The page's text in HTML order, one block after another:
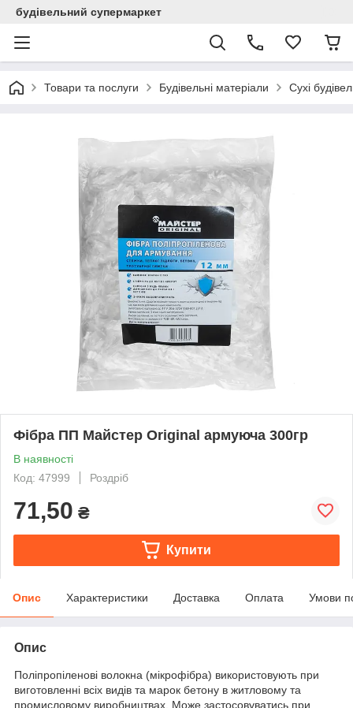
будівельний супермаркет
Товари та послуги Будівельні матеріали Сухі
Фібра ПП Майстер Original армуюча 300гр
В наявності
Код: 47999
Роздріб
71,50 ₴
Купити
Опис Характеристики Доставка Оплата Умови
Опис
Поліпропіленові волокна (мікрофібра) використовують при
виготовленні всіх видів та марок бетону в житловому та
промисловому виробництвах. Може застосовуватись при